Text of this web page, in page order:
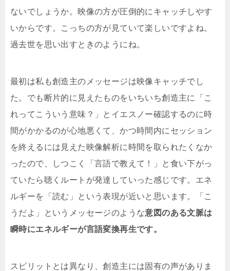
ないでしょうか。映像の方が圧倒的にキャッチしやす
いからです。こっちの方が見ていて楽しいですよね。
過去世を思い出すときのようにね。
最初は私も創造主のメッセージは映像キャッチでし
た。でも断片的に見えたものをいちいち創造主に「こ
れってこういう意味？」とイエスノー確認するのに時
間がかかるのが心地悪くて、かつ時間内にセッション
を終えるには見えた映像解析に時間を取られたくなか
ったので、しつこく「言語で教えて！」と食い下がっ
ていたら聴くルートが発達していった感じです。エネ
ルギーを「読む」という表現が近いと思います。「こ
うだよ」というメッセージのような意図のある文脈は
瞬時にエネルギーが言語変換再生です。
スピリットとは異なり、創造主には固有の声がありま